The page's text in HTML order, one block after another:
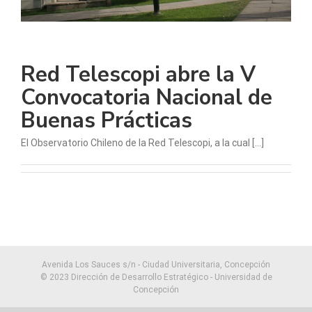
Red Telescopi abre la V
Convocatoria Nacional de
Buenas Prácticas
El Observatorio Chileno de la Red Telescopi, a la cual [...]
Avenida Los Sauces s/n - Ciudad Universitaria, Concepción
© 2023 Dirección de Desarrollo Estratégico - Universidad de
Concepción